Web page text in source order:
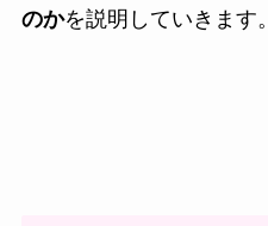
のかを説明していきます。